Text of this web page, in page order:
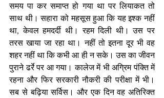
समय पा कर समाप्त हो गया था पर लियाकत तो
साथ थी। सहारा को महसूस हुआ कि यह इश्क नहीं
था, केवल हमदर्दी थी। रहम दिली थी। उस पर
तरस खाया जा रहा था। नहीं तो इतना दूर भी वह
शहर नहीं था कि कभी आ ही न सके। उस का जीवन
पुराने ढर्रे पर आ गया। कालेज में भी अग्रिम पंक्ति में
रहना और फिर सरकारी नौकरी की परीक्षा में भी।
सब से बढ़िया सर्विस। और एक दिन वह अतिरिक्त